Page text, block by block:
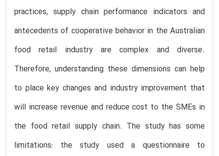
practices, supply chain performance indicators and
antecedents of cooperative behavior in the Australian
food retail industry are complex and diverse.
Therefore, understanding these dimensions can help
to place key changes and industry improvement that
will increase revenue and reduce cost to the SMEs in
the food retail supply chain. The study has some
limitations: the study used a questionnaire to